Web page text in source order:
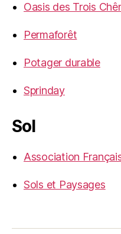
Oasis des Trois
Permaforêt
Potager durable
Sprinday
Sol
Association
Sols et Paysages